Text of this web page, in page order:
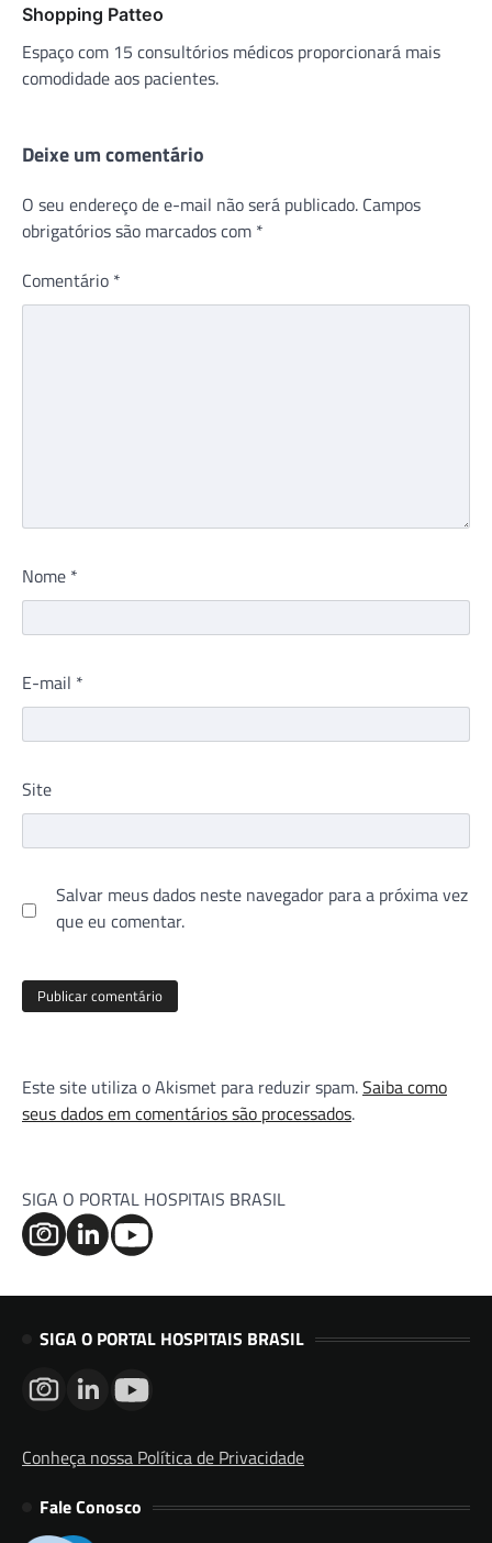
Shopping Patteo
Espaço com 15 consultórios médicos proporcionará mais
comodidade aos pacientes.
Deixe um comentário
O seu endereço de e-mail não será publicado. Campos
obrigatórios são marcados com *
Comentário *
Nome *
E-mail *
Site
Salvar meus dados neste navegador para a próxima vez
que eu comentar.
Este site utiliza o Akismet para reduzir spam.Saiba como
seus dados em comentários são processados.
SIGA O PORTAL HOSPITAIS BRASIL
SIGA O PORTAL HOSPITAIS BRASIL
Conheça nossa Política de Privacidade
Fale Conosco